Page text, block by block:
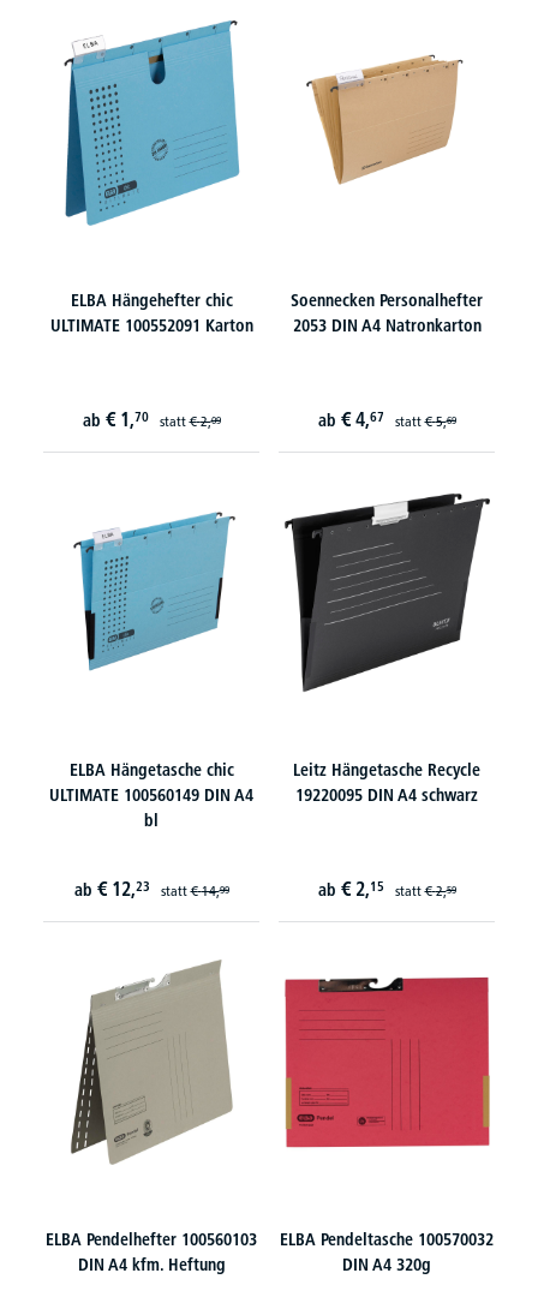
ELBA Hängehefter chic
ULTIMATE 100552091 Karton
ab € 1,70 statt€ 2,09
Soennecken Personalhefter
2053 DIN A4 Natronkarton
ab € 4,67 statt€ 5,69
ELBA Hängetasche chic
ULTIMATE 100560149 DIN A4
bl
ab € 12,23 statt€ 14,99
Leitz Hängetasche Recycle
19220095 DIN A4 schwarz
ab € 2,15 statt€ 2,59
ELBA Pendelhefter 100560103
DIN A4 kfm. Heftung
ELBA Pendeltasche 100570032
DIN A4 320g